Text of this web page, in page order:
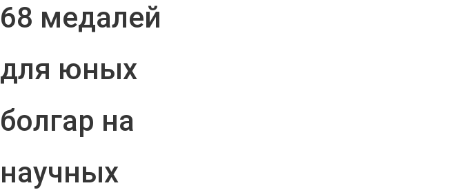
68 медалей
для юных
болгар на
научных